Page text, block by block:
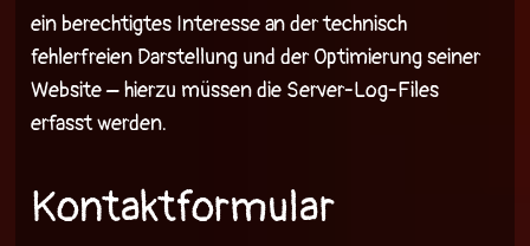
ein berechtigtes Interesse an der technisch
fehlerfreien Darstellung und der Optimierung seiner
Website – hierzu müssen die Server-Log-Files
erfasst werden.
Kontaktformular